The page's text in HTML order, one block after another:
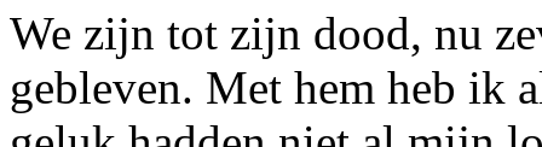
We zijn tot zijn dood, nu
gebleven. Met hem heb ik